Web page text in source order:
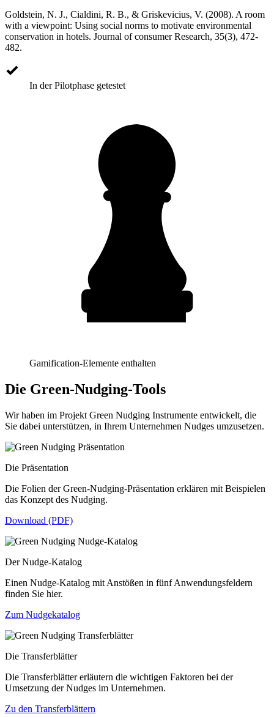
Goldstein, N. J., Cialdini, R. B., & Griskevicius, V. (2008). A room
with a viewpoint: Using social norms to motivate environmental
conservation in hotels. Journal of consumer Research, 35(3), 472-
482.
In der Pilotphase getestet
Gamification-Elemente enthalten
Die Green-Nudging-Tools
Wir haben im Projekt Green Nudging Instrumente entwickelt, die
Sie dabei unterstützen, in Ihrem Unternehmen Nudges umzusetzen.
Die Präsentation
Die Folien der Green-Nudging-Präsentation erklären mit Beispielen
das Konzept des Nudging.
Download (PDF)
Der Nudge-Katalog
Einen Nudge-Katalog mit Anstößen in fünf Anwendungsfeldern
finden Sie hier.
Zum Nudgekatalog
Die Transferblätter
Die Transferblätter erläutern die wichtigen Faktoren bei der
Umsetzung der Nudges im Unternehmen.
Zu den Transferblättern